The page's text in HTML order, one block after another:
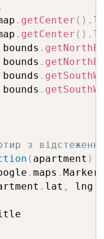
,
. getCenter ( ) .
. getCenter ( ) .
bounds .
bounds .
bounds .
bounds .
з
( apartment )
. maps . Marker
. lat , lng